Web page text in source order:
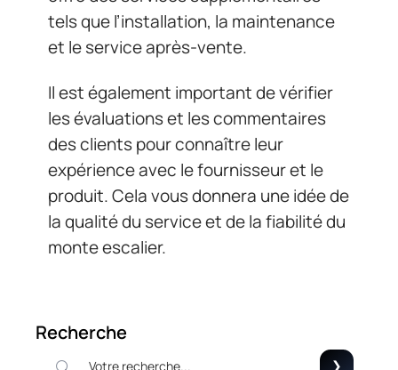
tels que l’installation, la maintenance
et le service après-vente.
Il est également important de vérifier
les évaluations et les commentaires
des clients pour connaître leur
expérience avec le fournisseur et le
produit. Cela vous donnera une idée de
la qualité du service et de la fiabilité du
monte escalier.
Recherche